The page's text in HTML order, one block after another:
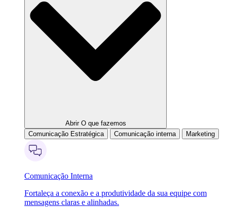
Abrir O que fazemos
Comunicação Estratégica
Comunicação interna Marketing
Comunicação Interna
Fortaleça a conexão e a produtividade da sua equipe com
mensagens claras e alinhadas.